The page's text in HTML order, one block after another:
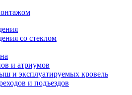
со стеклом
и атриумов
и эксплуатируемых кровель
и подъездов